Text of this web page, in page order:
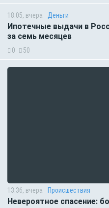
18:05, вчера Деньги
Ипотечные выдачи в
за семь месяцев
0 50
13:36, вчера Происшествия
Невероятное спасение: